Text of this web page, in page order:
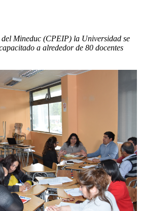
Mineduc (CPEIP) la Universidad se
a alrededor de 80 docentes